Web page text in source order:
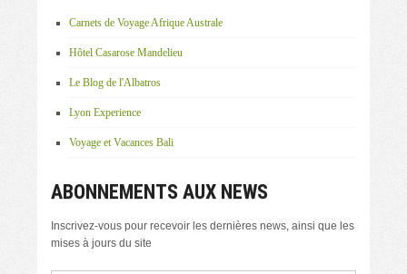
Carnets de Voyage Afrique Australe
Hôtel Casarose Mandelieu
Le Blog de l'Albatros
Lyon Experience
Voyage et Vacances Bali
ABONNEMENTS AUX NEWS
Inscrivez-vous pour recevoir les dernières news, ainsi que les
mises à jours du site